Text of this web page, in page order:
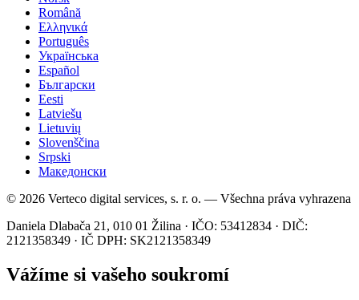
Română
Ελληνικά
Português
Українська
Español
Български
Eesti
Latviešu
Lietuvių
Slovenščina
Srpski
Македонски
© 2026 Verteco digital services, s. r. o. — Všechna práva vyhrazena
Daniela Dlabača 21, 010 01 Žilina · IČO: 53412834 · DIČ:
2121358349 · IČ DPH: SK2121358349
Vážíme si vašeho soukromí